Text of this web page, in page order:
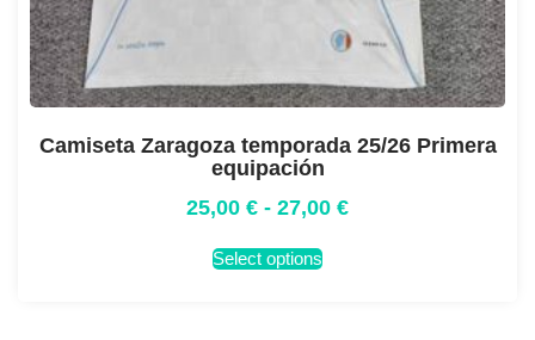
Camiseta Zaragoza temporada 25/26 Primera
equipación
25,00 € - 27,00 €
Select options